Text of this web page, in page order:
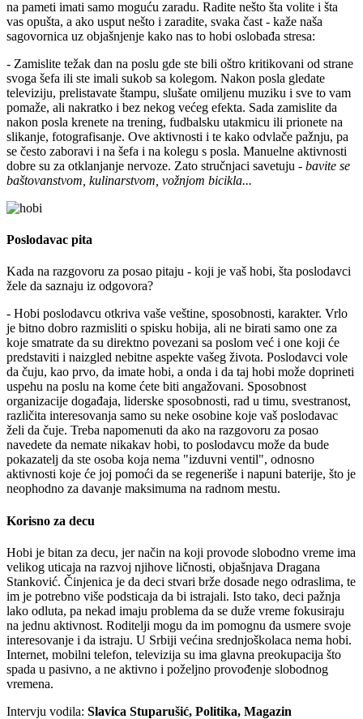
na pameti imati samo moguću zaradu. Radite nešto šta volite i šta
vas opušta, a ako usput nešto i zaradite, svaka čast - kaže naša
sagovornica uz objašnjenje kako nas to hobi oslobađa stresa:
- Zamislite težak dan na poslu gde ste bili oštro kritikovani od strane
svoga šefa ili ste imali sukob sa kolegom. Nakon posla gledate
televiziju, prelistavate štampu, slušate omiljenu muziku i sve to vam
pomaže, ali nakratko i bez nekog većeg efekta. Sada zamislite da
nakon posla krenete na trening, fudbalsku utakmicu ili prionete na
slikanje, fotografisanje. Ove aktivnosti i te kako odvlače pažnju, pa
se često zaboravi i na šefa i na kolegu s posla. Manuelne aktivnosti
dobre su za otklanjanje nervoze. Zato stručnjaci savetuju - bavite se
baštovanstvom, kulinarstvom, vožnjom bicikla...
Poslodavac pita
Kada na razgovoru za posao pitaju - koji je vaš hobi, šta poslodavci
žele da saznaju iz odgovora?
- Hobi poslodavcu otkriva vaše veštine, sposobnosti, karakter. Vrlo
je bitno dobro razmisliti o spisku hobija, ali ne birati samo one za
koje smatrate da su direktno povezani sa poslom već i one koji će
predstaviti i naizgled nebitne aspekte vašeg života. Poslodavci vole
da čuju, kao prvo, da imate hobi, a onda i da taj hobi može doprineti
uspehu na poslu na kome ćete biti angažovani. Sposobnost
organizacije događaja, liderske sposobnosti, rad u timu, svestranost,
različita interesovanja samo su neke osobine koje vaš poslodavac
želi da čuje. Treba napomenuti da ako na razgovoru za posao
navedete da nemate nikakav hobi, to poslodavcu može da bude
pokazatelj da ste osoba koja nema "izduvni ventil", odnosno
aktivnosti koje će joj pomoći da se regeneriše i napuni baterije, što je
neophodno za davanje maksimuma na radnom mestu.
Korisno za decu
Hobi je bitan za decu, jer način na koji provode slobodno vreme ima
velikog uticaja na razvoj njihove ličnosti, objašnjava Dragana
Stanković. Činjenica je da deci stvari brže dosade nego odraslima, te
im je potrebno više podsticaja da bi istrajali. Isto tako, deci pažnja
lako odluta, pa nekad imaju problema da se duže vreme fokusiraju
na jednu aktivnost. Roditelji mogu da im pomognu da usmere svoje
interesovanje i da istraju. U Srbiji većina srednjoškolaca nema hobi.
Internet, mobilni telefon, televizija su ima glavna preokupacija što
spada u pasivno, a ne aktivno i poželjno provođenje slobodnog
vremena.
Intervju vodila: Slavica Stuparušić, Politika, Magazin